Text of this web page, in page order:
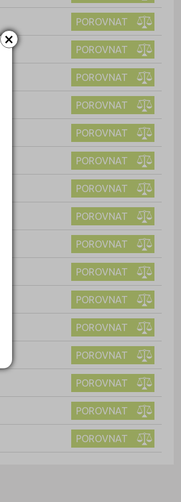
×
POROVNAT
POROVNAT
POROVNAT
POROVNAT
POROVNAT
POROVNAT
POROVNAT
POROVNAT
POROVNAT
POROVNAT
POROVNAT
POROVNAT
POROVNAT
POROVNAT
POROVNAT
POROVNAT